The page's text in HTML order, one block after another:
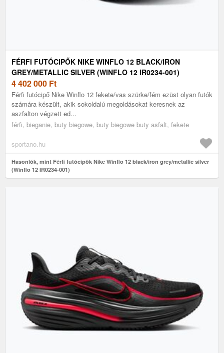
FÉRFI FUTÓCIPŐK NIKE WINFLO 12 BLACK/IRON
GREY/METALLIC SILVER (WINFLO 12 IR0234-001)
4 402 000 Ft
Férfi futócipő Nike Winflo 12 fekete/vas szürke/fém ezüst olyan futók
számára készült, akik sokoldalú megoldásokat keresnek az
aszfalton végzett ed...
férfi, bieganie, buty biegowe, buty biegowe buty asfalt, fekete
sportano.hu
Hasonlók, mint Férfi futócipők Nike Winflo 12 black/iron grey/metallic silver
(Winflo 12 IR0234-001)